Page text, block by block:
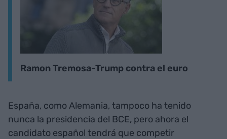
Ramon Tremosa-Trump contra el euro
España, como Alemania, tampoco ha tenido
nunca la presidencia del BCE, pero ahora el
candidato español tendrá que competir